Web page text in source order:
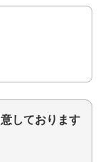
しております